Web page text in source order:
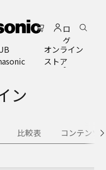
ロ
グ
イ
ン
オンライン
ストア
ン
比較表 コンテンツ